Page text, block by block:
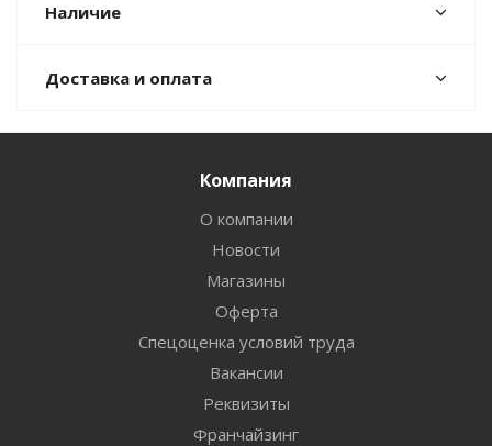
Наличие
Доставка и оплата
Компания
О компании
Новости
Магазины
Оферта
Спецоценка условий труда
Вакансии
Реквизиты
Франчайзинг